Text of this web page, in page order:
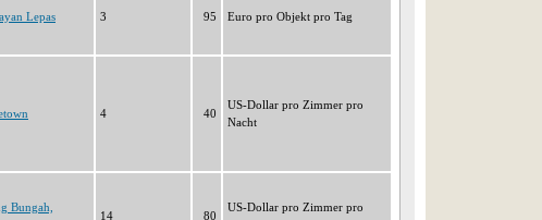
Lepas 3 95 Euro pro Objekt pro Tag
4 40
US-Dollar pro Zimmer pro
Nacht
Bungah,
14 80
US-Dollar pro Zimmer pro